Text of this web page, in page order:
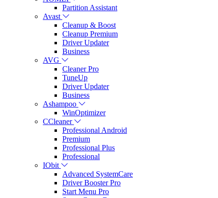
Partition Assistant
Avast
Cleanup & Boost
Cleanup Premium
Driver Updater
Business
AVG
Cleaner Pro
TuneUp
Driver Updater
Business
Ashampoo
WinOptimizer
CCleaner
Professional Android
Premium
Professional Plus
Professional
IObit
Advanced SystemCare
Driver Booster Pro
Start Menu Pro